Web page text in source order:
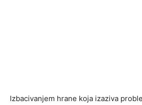
Izbacivanjem hrane koja izaziva